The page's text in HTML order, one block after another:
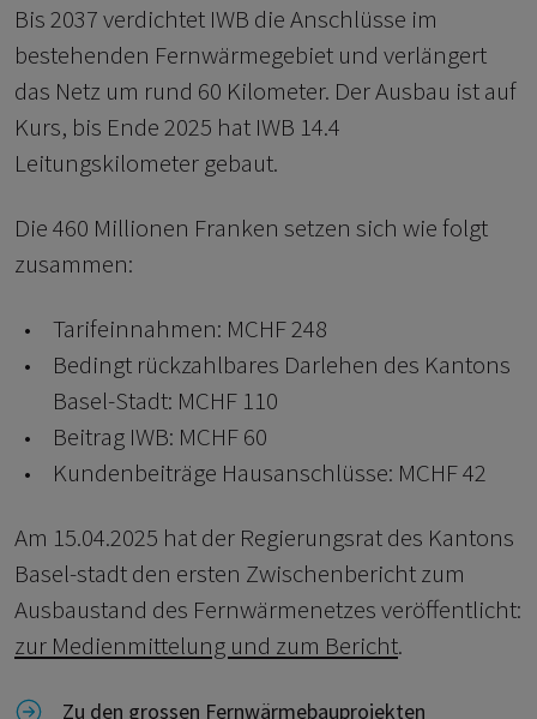
Bis 2037 verdichtet IWB die Anschlüsse im
bestehenden Fernwärmegebiet und verlängert
das Netz um rund 60 Kilometer. Der Ausbau ist auf
Kurs, bis Ende 2025 hat IWB 14.4
Leitungskilometer gebaut.
Die 460 Millionen Franken setzen sich wie folgt
zusammen:
Tarifeinnahmen: MCHF 248
Bedingt rückzahlbares Darlehen des Kantons
Basel-Stadt: MCHF 110
Beitrag IWB: MCHF 60
Kundenbeiträge Hausanschlüsse: MCHF 42
Am 15.04.2025 hat der Regierungsrat des Kantons
Basel-stadt den ersten Zwischenbericht zum
Ausbaustand des Fernwärmenetzes veröffentlicht:
zur Medienmittelung und zum Bericht.
Link zu Zu den grossen Fernwärmebauprojekten
Zu den grossen Fernwärmebauprojekten